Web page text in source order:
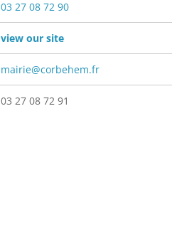
03 27 08 72 90
view our site
mairie@corbehem.fr
03 27 08 72 91